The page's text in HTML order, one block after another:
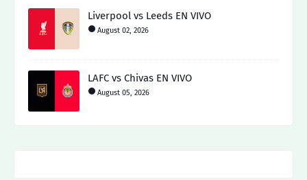
Liverpool vs Leeds EN VIVO
August 02, 2026
LAFC vs Chivas EN VIVO
August 05, 2026